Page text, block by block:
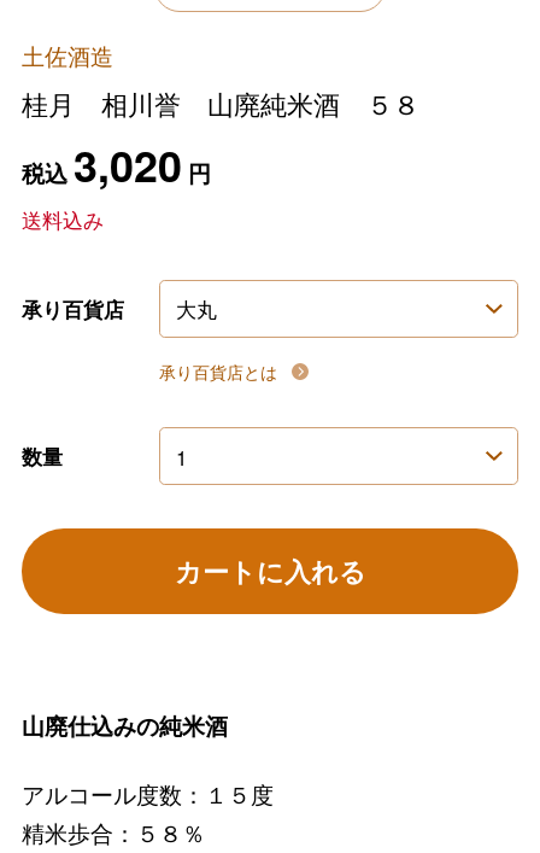
土佐酒造
桂月 相川誉 山廃純米酒 ５８
税込3,020 円
送料込み
承り百貨店
承り百貨店とは
数量
カートに入れる
山廃仕込みの純米酒
アルコール度数：１５度
精米歩合：５８％